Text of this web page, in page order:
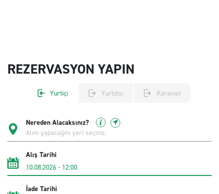
REZERVASYON YAPIN
Yurtiçi Yurtdışı Karavan
Nereden Alacaksınız?
Alış Tarihi
10.08.2026 - 12:00
İade Tarihi